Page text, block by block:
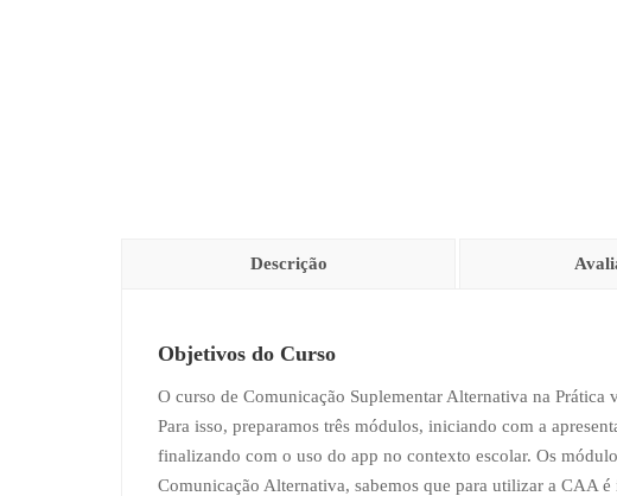
Descrição
Objetivos do Curso
O curso de Comunicação Suplementar Alternativa na
Para isso, preparamos três módulos, iniciando com a
finalizando com o uso do app no contexto escolar. Os
Comunicação Alternativa, sabemos que para utilizar a CAA